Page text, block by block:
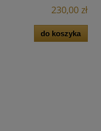
230,00 zł
do koszyka